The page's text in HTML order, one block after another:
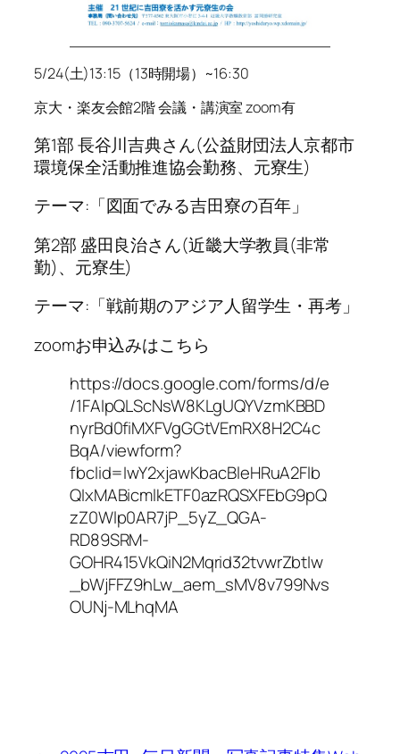
5/24(土)13:15（13時開場）~16:30
京大・楽友会館2階 会議・講演室 zoom有
第1部 長谷川吉典さん(公益財団法人京都市
環境保全活動推進協会勤務、元寮生)
テーマ:「図面でみる吉田寮の百年」
第2部 盛田良治さん(近畿大学教員(非常
勤)、元寮生)
テーマ:「戦前期のアジア人留学生・再考」
zoomお申込みはこちら
https://docs.google.com/forms/d/e
/1FAIpQLScNsW8KLgUQYVzmKBBD
nyrBd0fiMXFVgGGtVEmRX8H2C4c
BqA/viewform?
fbclid=IwY2xjawKbacBleHRuA2Flb
QIxMABicmlkETF0azRQSXFEbG9pQ
zZ0Wlp0AR7jP_5yZ_QGA-
RD89SRM-
GOHR415VkQiN2Mqrid32tvwrZbtIw
_bWjFFZ9hLw_aem_sMV8v799Nvs
OUNj-MLhqMA